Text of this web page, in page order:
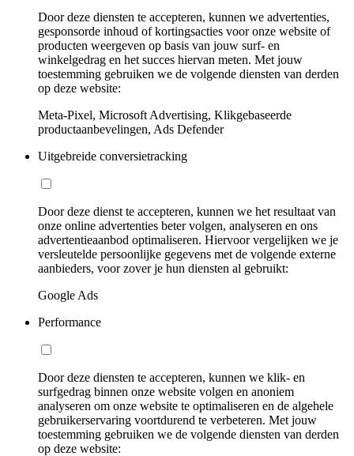
Door deze diensten te accepteren, kunnen we advertenties,
gesponsorde inhoud of kortingsacties voor onze website of
producten weergeven op basis van jouw surf- en
winkelgedrag en het succes hiervan meten. Met jouw
toestemming gebruiken we de volgende diensten van derden
op deze website:
Meta-Pixel, Microsoft Advertising, Klikgebaseerde
productaanbevelingen, Ads Defender
Uitgebreide conversietracking
Door deze dienst te accepteren, kunnen we het resultaat van
onze online advertenties beter volgen, analyseren en ons
advertentieaanbod optimaliseren. Hiervoor vergelijken we je
versleutelde persoonlijke gegevens met de volgende externe
aanbieders, voor zover je hun diensten al gebruikt:
Google Ads
Performance
Door deze diensten te accepteren, kunnen we klik- en
surfgedrag binnen onze website volgen en anoniem
analyseren om onze website te optimaliseren en de algehele
gebruikerservaring voortdurend te verbeteren. Met jouw
toestemming gebruiken we de volgende diensten van derden
op deze website: